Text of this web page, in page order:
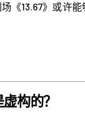
《13.67》或许
构的？